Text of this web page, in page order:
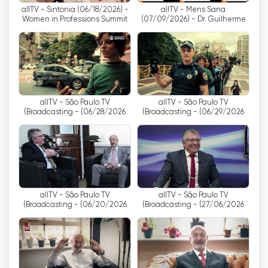
בטלוויזיה בשידור חי בחינם. עם מגוון רחב של תוכניות
אחד היתרונות הבולטים של allTV הוא הנגישות שלו.
בהיותו זמין באינטרנט, כל אחד עם גישה לאינטרנט יכול
ליהנות מהתוכניות המועדפות עליו בכל זמן ומקום. אתה
לא צריך להיות בבית מול מכשיר טלוויזיה, עכשיו אתה
יכול לקחת איתך את allTV בטלפון החכם, הטאבלט או
בנוסף, allTV מציעה מגוון רחב של תוכן לכל הטעמים.
מתכניות בידור וחדשות ועד סרטים תיעודיים וסדרות, יש
משהו לכל סוג של צופה. זה גם בולט בהתמקדות שלו
באינטראקטיביות, המאפשרת לצופים להשתתף ולהגיב
בזמן אמת באמצעות רשתות חברתיות.
בקיצור, allTV הוא ערוץ הטלוויזיה החי שמאפשר לך
לצפות בטלוויזיה דרך האינטרנט בחינם. הודות לפורמט
ה"קרוסמדיה" החדשני שלה ולמגוון הרחב של תכנים,
allTV - Mens Sana
(07/09/2026) - Dr. Guilherme
allTV - Sintonia (06/18/2026) -
Women in Professions Summit
allTV - São Paulo TV
Broadcasting - (06/29/2026)
allTV - São Paulo TV
Broadcasting - (06/28/2026)
allTV - São Paulo TV
Broadcasting - (27/06/2026)
allTV - São Paulo TV
Broadcasting - (06/20/2026)